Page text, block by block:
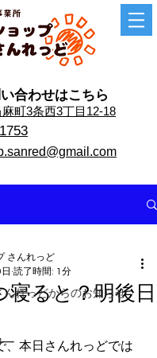
合わせはこちら
町3条西3丁目12-18
んれっどからのお知らせ
ー
寝ると？明後日
さんれっど
読了時間: 1分
、本日さんれっどでは